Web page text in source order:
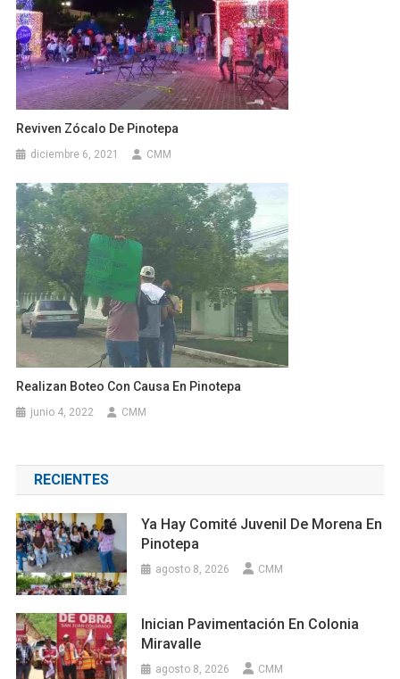
Reviven Zócalo De Pinotepa
diciembre 6, 2021 CMM
Realizan Boteo Con Causa En Pinotepa
junio 4, 2022 CMM
RECIENTES
Ya Hay Comité Juvenil De Morena En
Pinotepa
agosto 8, 2026 CMM
Inician Pavimentación En Colonia
Miravalle
agosto 8, 2026 CMM